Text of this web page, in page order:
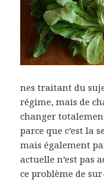
nes traitant du
régime, mais de
changer
parce que c’est la
mais également
actuelle n’est pas
ce problème de